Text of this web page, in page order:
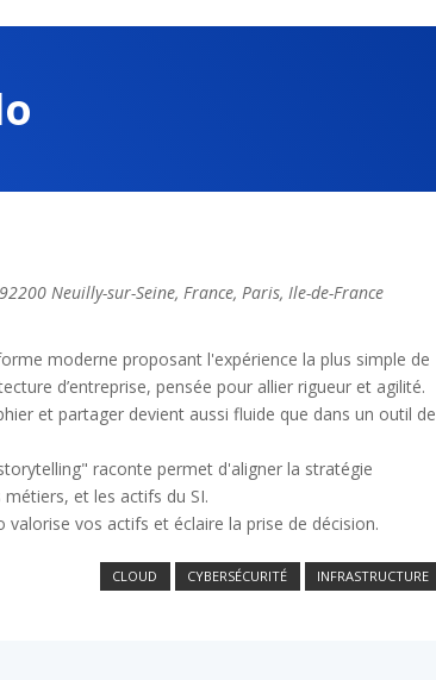
Neuilly-sur-Seine, France, Paris, Ile-de-France
moderne proposant l'expérience la plus simple de
d’entreprise, pensée pour allier rigueur et agilité.
et partager devient aussi fluide que dans un outil de
raconte permet d'aligner la stratégie
et les actifs du SI.
valorise vos actifs et éclaire la prise de décision.
CLOUD CYBERSÉCURITÉ INFRASTRUCTURE